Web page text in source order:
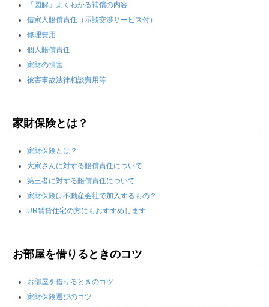
「図解」よくわかる補償の内容
借家人賠償責任（示談交渉サービス付）
修理費用
個人賠償責任
家財の損害
被害事故法律相談費用等
家財保険とは？
家財保険とは？
大家さんに対する賠償責任について
第三者に対する賠償責任について
家財保険は不動産会社で加入するもの？
UR賃貸住宅の方にもおすすめします
お部屋を借りるときのコツ
お部屋を借りるときのコツ
家財保険選びのコツ